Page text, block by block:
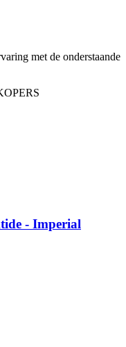
met de onderstaande
- Imperial